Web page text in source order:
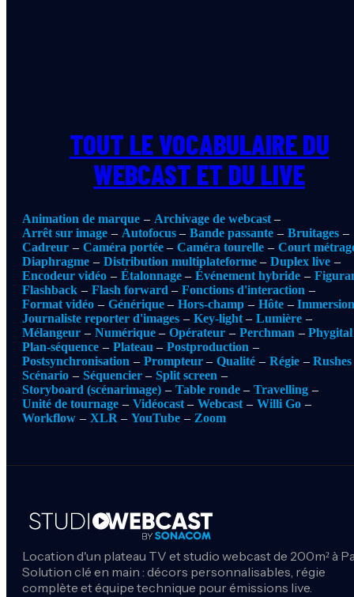
TOUT LE VOCABULAIRE DU
WEBCAST ET DU LIVE
Animation de marque
Archivage de webcast
Arrêt sur image
Autofocus Bande passante
Bruitages
Cadreur
Caméra portée Caméra tourelle
Court
Diaphragme
Distribution multiplateforme
Duplex live
Encodeur vidéo
Étalonnage Événement hybride
Flashback
Flash forward
Fonctions d'interaction
Format vidéo
Générique Hors-champ Hôte
Journaliste reporter d'images
Key-light
Lumière
Mélangeur
Numérique Opérateur Perchman
Phygital
Plan-séquence
Plateau
Postproduction
Postsynchronisation
Prompteur Qualité Régie
Rushes
Scénario
Séquencier
Split screen
Storyboard (scénarimage)
Table ronde
Travelling
Unité de tournage
Vidéocast Webcast
Willi Go
Workflow
XLR YouTube Zoom
Location d'un plateau TV et studio webcast de 200m² à
Solution clé en main : décors personnalisables, régie
complète et équipe technique pour émissions live.